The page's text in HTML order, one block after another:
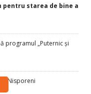
pentru starea de bine a
programul „Puternic și
Nisporeni